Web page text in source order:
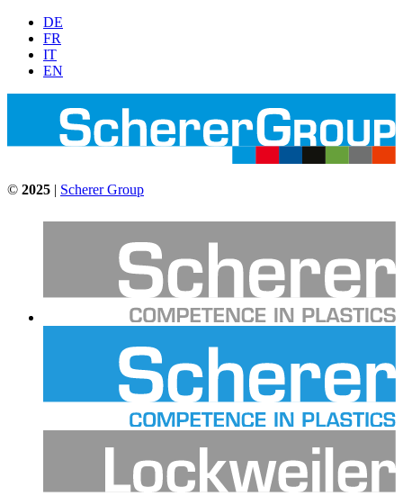
DE
FR
IT
EN
© 2025 | Scherer Group